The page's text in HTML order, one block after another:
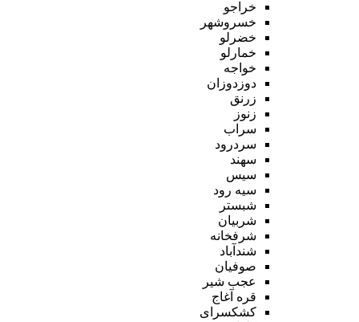
خراجو
خسروشهر
خضرلو
خمارلو
خواجه
دوزدوزان
زرنق
زنوز
سراب
سردرود
سهند
سیس
سیه رود
شبستر
شربیان
شرفخانه
شندآباد
صوفیان
عجب شیر
قره آغاج
کشکسرای